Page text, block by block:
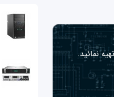
نمائید.